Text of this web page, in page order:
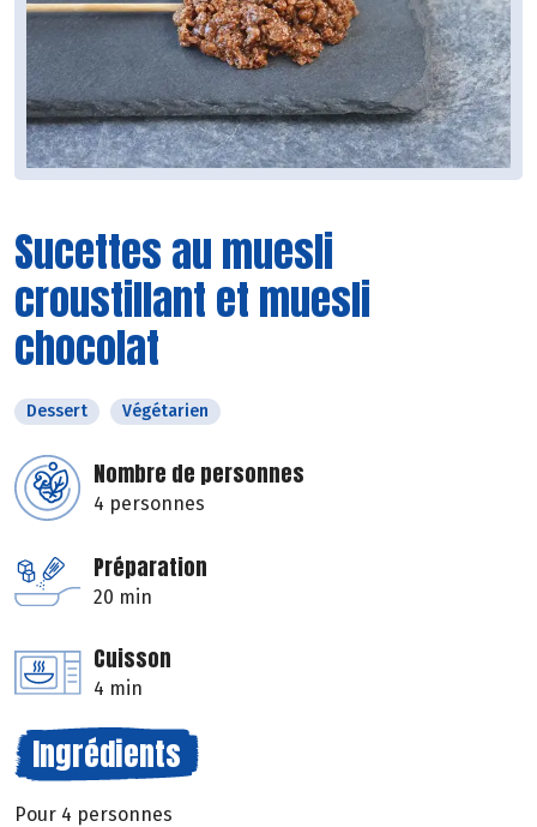
Sucettes au muesli
croustillant et muesli
chocolat
Dessert Végétarien
Nombre de personnes
4 personnes
Préparation
20 min
Cuisson
4 min
Ingrédients
Pour 4 personnes